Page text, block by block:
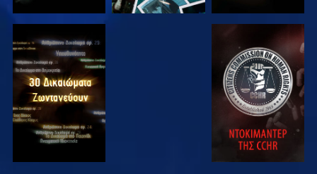
ΠΑΡΑΚΟΛΟΥΘΗΣΤΕ ΠΑΡΑΚΟΛΟΥΘΗΣΤΕ